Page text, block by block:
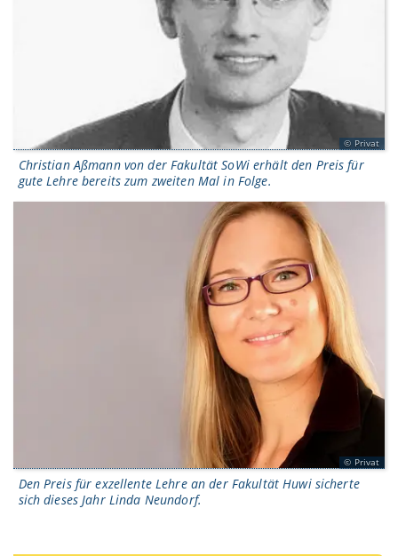
Privat
Christian Aßmann von der Fakultät SoWi erhält den Preis für
gute Lehre bereits zum zweiten Mal in Folge.
Privat
Den Preis für exzellente Lehre an der Fakultät Huwi sicherte
sich dieses Jahr Linda Neundorf.